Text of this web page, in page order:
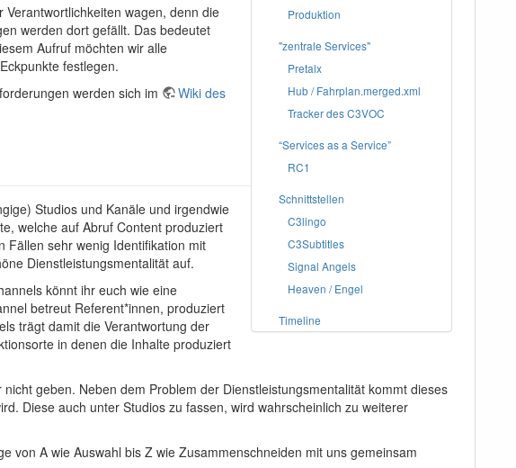
Produktion
"zentrale Services"
Pretalx
Hub / Fahrplan.merged.xml
Tracker des C3VOC
“Services as a Service”
RC1
Schnittstellen
C3lingo
C3Subtitles
Signal Angels
Heaven / Engel
Timeline
wagen, denn die
werden dort gefällt. Das bedeutet
Aufruf möchten wir alle
festlegen.
werden sich im
Wiki des
Studios und Kanäle und irgendwie
welche auf Abruf Content produziert
Fällen sehr wenig Identifikation mit
Dienstleistungsmentalität auf.
könnt ihr euch wie eine
betreut Referent*innen, produziert
trägt damit die Verantwortung der
in denen die Inhalte produziert
geben. Neben dem Problem der Dienstleistungsmentalität kommt dieses
Diese auch unter Studios zu fassen, wird wahrscheinlich zu weiterer
von A wie Auswahl bis Z wie Zusammenschneiden mit uns gemeinsam